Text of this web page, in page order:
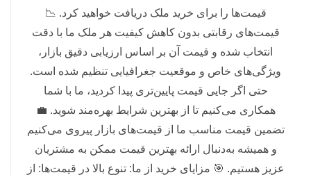
قیمت‌ها را برای خرید ملک دریافت خواهید کرد. 📉
قیمت‌های رقابتی بدون کاهش کیفیت هر ملک ما با دقت
انتخاب شده و قیمت آن بر اساس ارزیابی دقیق بازار،
ویژگی‌های خاص و موقعیت جغرافیایی تنظیم شده است.
حتی اگر جایی قیمت پایین‌تری پیدا کردید، ما با شما
همکاری می‌کنیم تا از بهترین شرایط بهره‌مند شوید. 💼
تضمین قیمت مناسب ما از قیمت‌های بازار پیروی می‌کنیم
و همیشه به‌دنبال ارائه بهترین قیمت ممکن به مشتریان
عزیز هستیم. 🎯 مزایای خرید از ما: تنوع بالا در قیمت‌ها: از